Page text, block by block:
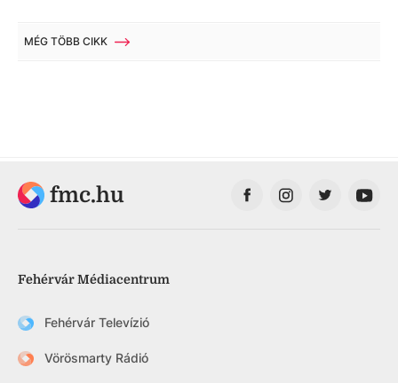
MÉG TÖBB CIKK
fmc.hu
Fehérvár Médiacentrum
Fehérvár Televízió
Vörösmarty Rádió